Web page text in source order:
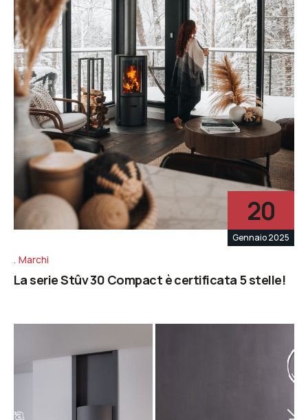
20
Gennaio 2025
Marchi
La serie Stûv 30 Compact è certificata 5 stelle!